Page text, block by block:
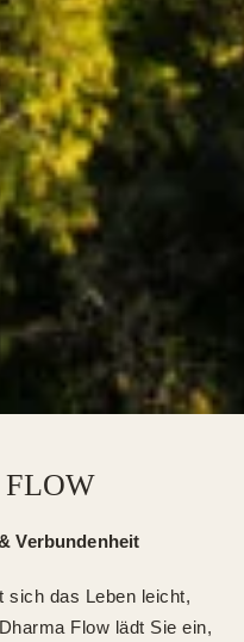
Verbundenheit
sich das Leben leicht,
Flow lädt Sie ein,